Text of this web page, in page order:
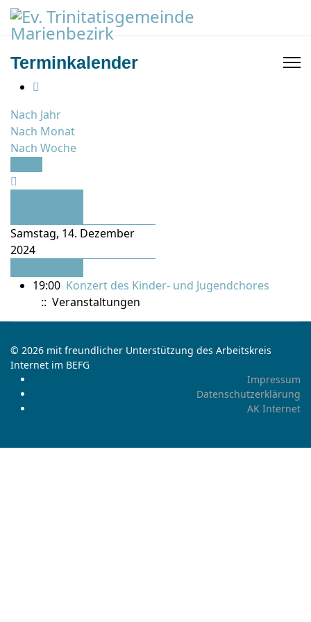
Terminkalender
Nach Jahr
Nach Monat
Nach Woche
Samstag, 14. Dezember
2024
19:00 Konzert des Kinder- und Jugendchores
:: Veranstaltungen
© 2026 mit freundlicher Unterstützung des Arbeitskreis
Internet im BEFG
Impressum
Datenschutzerklärung
AK Internet